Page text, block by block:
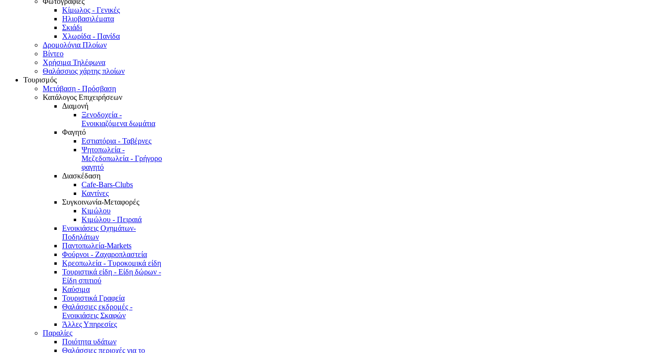
Κίμωλος - Γενικές
Ηλιοβασιλέματα
Σκιάδι
Χλωρίδα - Πανίδα
Δρομολόγια Πλοίων
Βίντεο
Χρήσιμα Τηλέφωνα
Θαλάσσιος χάρτης πλοίων
Τουρισμός
Μετάβαση - Πρόσβαση
Κατάλογος Επιχειρήσεων
Διαμονή
Ξενοδοχεία -
Ενοικιαζόμενα δωμάτια
Φαγητό
Εστιατόρια - Ταβέρνες
Ψητοπωλεία -
Μεζεδοπωλεία - Γρήγορο
φαγητό
Διασκέδαση
Cafe-Bars-Clubs
Καντίνες
Συγκοινωνία-Μεταφορές
Κιμώλου
Κιμώλου - Πειραιά
Ενοικιάσεις Οχημάτων-
Ποδηλάτων
Παντοπωλεία-Markets
Φούρνοι - Ζαχαροπλαστεία
Κρεοπωλεία - Τυροκομικά είδη
Τουριστικά είδη - Είδη δώρων -
Είδη σπιτιού
Καύσιμα
Τουριστικά Γραφεία
Θαλάσσιες εκδρομές -
Ενοικιάσεις Σκαφών
Άλλες Υπηρεσίες
Παραλίες
Ποιότητα υδάτων
Θαλάσσιες περιοχές για το